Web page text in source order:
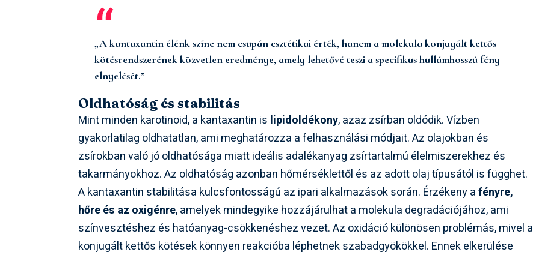
„A kantaxantin élénk színe nem csupán esztétikai érték, hanem a molekula konjugált kettős
kötésrendszerének közvetlen eredménye, amely lehetővé teszi a specifikus hullámhosszú fény
elnyelését.”
Oldhatóság és stabilitás
Mint minden karotinoid, a kantaxantin is lipidoldékony, azaz zsírban oldódik. Vízben
gyakorlatilag oldhatatlan, ami meghatározza a felhasználási módjait. Az olajokban és
zsírokban való jó oldhatósága miatt ideális adalékanyag zsírtartalmú élelmiszerekhez és
takarmányokhoz. Az oldhatóság azonban hőmérséklettől és az adott olaj típusától is függhet.
A kantaxantin stabilitása kulcsfontosságú az ipari alkalmazások során. Érzékeny afényre,
hőre és az oxigénre, amelyek mindegyike hozzájárulhat a molekula degradációjához, ami
színvesztéshez és hatóanyag-csökkenéshez vezet. Az oxidáció különösen problémás, mivel a
konjugált kettős kötések könnyen reakcióba léphetnek szabadgyökökkel. Ennek elkerülése